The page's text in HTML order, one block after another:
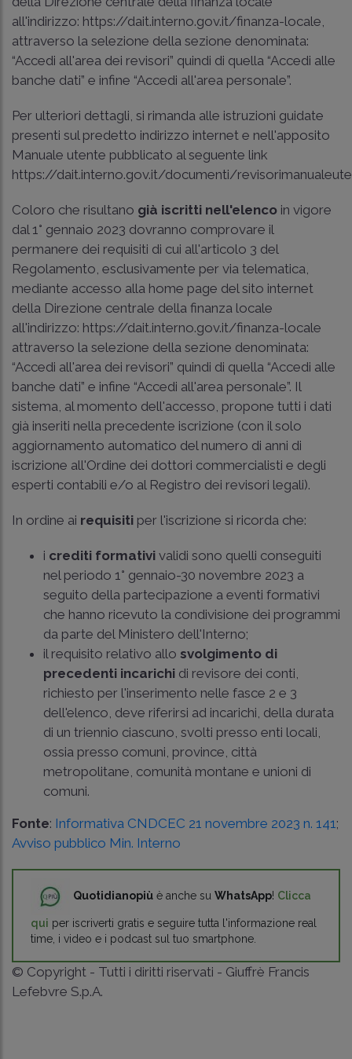
all'indirizzo: https://dait.interno.gov.it/finanza-locale,
attraverso la selezione della sezione denominata:
“Accedi all'area dei revisori” quindi di quella “Accedi alle
banche dati” e infine “Accedi all'area personale”.
Per ulteriori dettagli, si rimanda alle istruzioni guidate
presenti sul predetto indirizzo internet e nell'apposito
Manuale utente pubblicato al seguente link
https://dait.interno.gov.it/documenti/
Coloro che risultano già iscritti nell'elenco in vigore
dal 1° gennaio 2023 dovranno comprovare il
permanere dei requisiti di cui all'articolo 3 del
Regolamento, esclusivamente per via telematica,
mediante accesso alla home page del sito internet
della Direzione centrale della finanza locale
all'indirizzo: https://dait.interno.gov.it/finanza-locale
attraverso la selezione della sezione denominata:
“Accedi all'area dei revisori” quindi di quella “Accedi alle
banche dati” e infine “Accedi all'area personale”. Il
sistema, al momento dell'accesso, propone tutti i dati
già inseriti nella precedente iscrizione (con il solo
aggiornamento automatico del numero di anni di
iscrizione all'Ordine dei dottori commercialisti e degli
esperti contabili e/o al Registro dei revisori legali).
In ordine ai requisiti per l'iscrizione si ricorda che:
i crediti formativi validi sono quelli conseguiti
nel periodo 1° gennaio-30 novembre 2023 a
seguito della partecipazione a eventi formativi
che hanno ricevuto la condivisione dei programmi
da parte del Ministero dell'Interno;
il requisito relativo allo svolgimento di
precedenti incarichi di revisore dei conti,
richiesto per l'inserimento nelle fasce 2 e 3
dell'elenco, deve riferirsi ad incarichi, della durata
di un triennio ciascuno, svolti presso enti locali,
ossia presso comuni, province, città
metropolitane, comunità montane e unioni di
comuni.
Fonte: Informativa CNDCEC 21 novembre 2023 n. 141 ;
Avviso pubblico Min. Interno
Quotidianopiù è anche su WhatsApp! Clicca
qui per iscriverti gratis e seguire tutta l'informazione real
time, i video e i podcast sul tuo smartphone.
© Copyright - Tutti i diritti riservati - Giuffrè Francis
Lefebvre S.p.A.